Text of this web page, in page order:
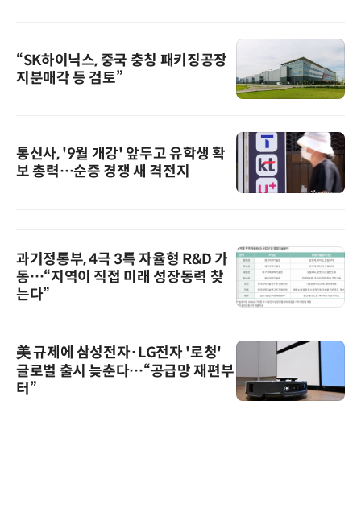
“SK하이닉스, 중국 충칭 패키징공장
지분매각 등 검토”
통신사, '9월 개강' 앞두고 유학생 확
보 총력…순증 경쟁 새 격전지
과기정통부, 4극 3특 자율형 R&D 가
동…“지역이 직접 미래 성장동력 찾
는다”
美 규제에 삼성전자·LG전자 '로청'
글로벌 출시 늦춘다…“공급망 재편부
터”